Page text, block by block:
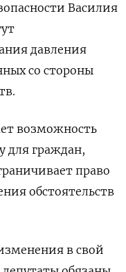
Василия
давления
со стороны
возможность
для граждан,
право
обстоятельств
в свой